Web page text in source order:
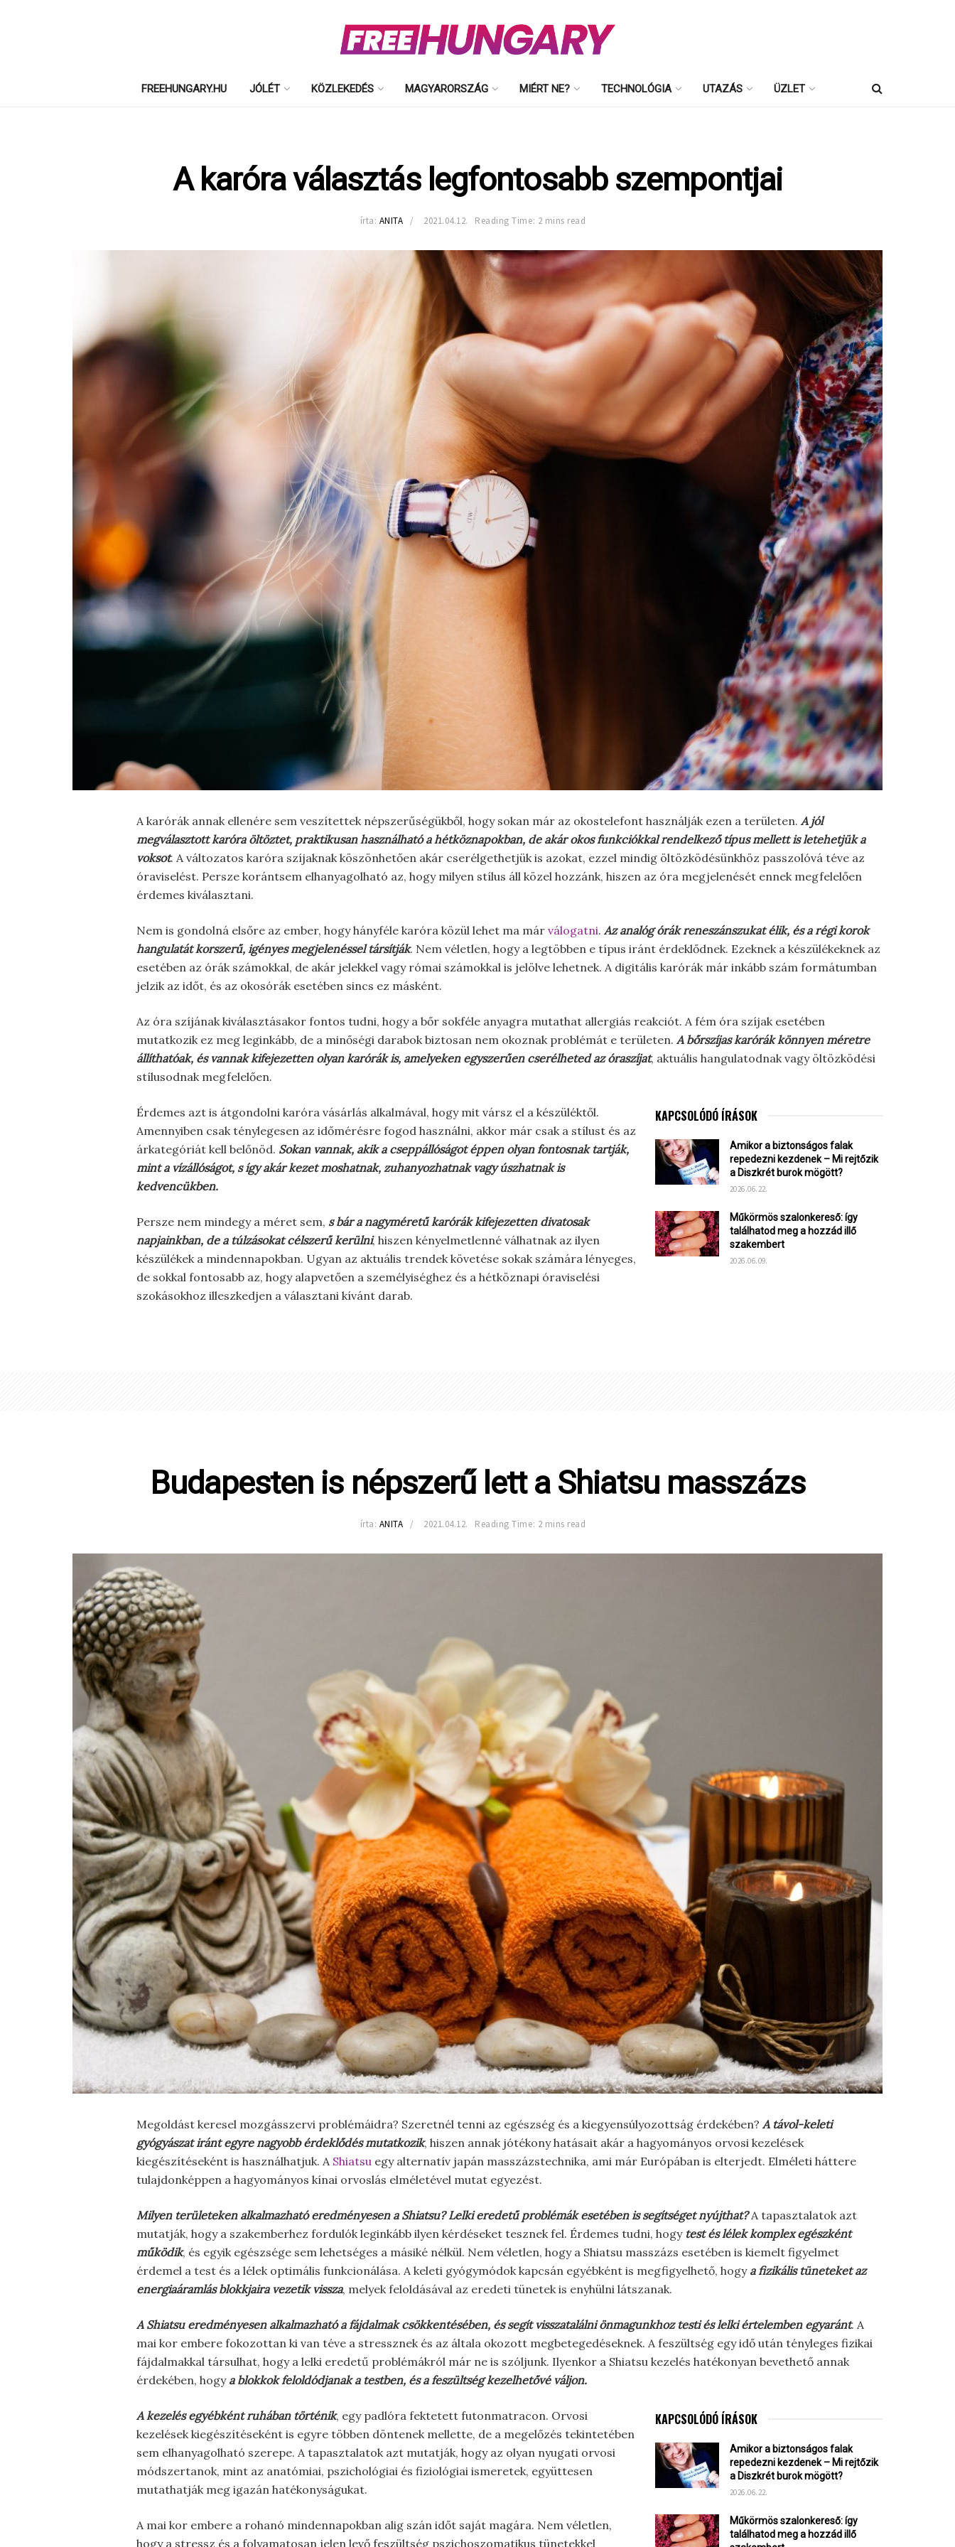
FREEHUNGARY.HU JÓLÉT KÖZLEKEDÉS MAGYARORSZÁG MIÉRT NE? TECHNOLÓGIA UTAZÁS ÜZLET
A karóra választás legfontosabb szempontjai
írta: ANITA 2021.04.12. Reading Time: 2 mins read
A karórák annak ellenére sem veszítettek népszerűségükből, hogy sokan már az okostelefont használják ezen a területen. A jól
megválasztott karóra öltöztet, praktikusan használható a hétköznapokban, de akár okos funkciókkal rendelkező típus mellett is letehetjük a
voksot. A változatos karóra szíjaknak köszönhetően akár cserélgethetjük is azokat, ezzel mindig öltözködésünkhöz passzolóvá téve az
óraviselést. Persze korántsem elhanyagolható az, hogy milyen stílus áll közel hozzánk, hiszen az óra megjelenését ennek megfelelően
érdemes kiválasztani.
Nem is gondolná elsőre az ember, hogy hányféle karóra közül lehet ma már válogatni. Az analóg órák reneszánszukat élik, és a régi korok
hangulatát korszerű, igényes megjelenéssel társítják. Nem véletlen, hogy a legtöbben e típus iránt érdeklődnek. Ezeknek a készülékeknek az
esetében az órák számokkal, de akár jelekkel vagy római számokkal is jelölve lehetnek. A digitális karórák már inkább szám formátumban
jelzik az időt, és az okosórák esetében sincs ez másként.
Az óra szíjának kiválasztásakor fontos tudni, hogy a bőr sokféle anyagra mutathat allergiás reakciót. A fém óra szíjak esetében
mutatkozik ez meg leginkább, de a minőségi darabok biztosan nem okoznak problémát e területen. A bőrszíjas karórák könnyen méretre
állíthatóak, és vannak kifejezetten olyan karórák is, amelyeken egyszerűen cserélheted az óraszíjat, aktuális hangulatodnak vagy öltözködési
stílusodnak megfelelően.
KAPCSOLÓDÓ ÍRÁSOK
Amikor a biztonságos falak
repedezni kezdenek – Mi rejtőzik
a Diszkrét burok mögött?
2026.06.22.
Műkörmös szalonkereső: így
találhatod meg a hozzád illő
szakembert
2026.06.09.
Érdemes azt is átgondolni karóra vásárlás alkalmával, hogy mit vársz el a készüléktől.
Amennyiben csak ténylegesen az időmérésre fogod használni, akkor már csak a stílust és az
árkategóriát kell belőnöd. Sokan vannak, akik a cseppállóságot éppen olyan fontosnak tartják,
mint a vízállóságot, s így akár kezet moshatnak, zuhanyozhatnak vagy úszhatnak is
kedvencükben.
Persze nem mindegy a méret sem, s bár a nagyméretű karórák kifejezetten divatosak
napjainkban, de a túlzásokat célszerű kerülni, hiszen kényelmetlenné válhatnak az ilyen
készülékek a mindennapokban. Ugyan az aktuális trendek követése sokak számára lényeges,
de sokkal fontosabb az, hogy alapvetően a személyiséghez és a hétköznapi óraviselési
szokásokhoz illeszkedjen a választani kívánt darab.
Budapesten is népszerű lett a Shiatsu masszázs
írta: ANITA 2021.04.12. Reading Time: 2 mins read
Megoldást keresel mozgásszervi problémáidra? Szeretnél tenni az egészség és a kiegyensúlyozottság érdekében? A távol-keleti
gyógyászat iránt egyre nagyobb érdeklődés mutatkozik, hiszen annak jótékony hatásait akár a hagyományos orvosi kezelések
kiegészítéseként is használhatjuk. A Shiatsu egy alternatív japán masszázstechnika, ami már Európában is elterjedt. Elméleti háttere
tulajdonképpen a hagyományos kínai orvoslás elméletével mutat egyezést.
Milyen területeken alkalmazható eredményesen a Shiatsu? Lelki eredetű problémák esetében is segítséget nyújthat?A tapasztalatok azt
mutatják, hogy a szakemberhez fordulók leginkább ilyen kérdéseket tesznek fel. Érdemes tudni, hogy test és lélek komplex egészként
működik, és egyik egészsége sem lehetséges a másiké nélkül. Nem véletlen, hogy a Shiatsu masszázs esetében is kiemelt figyelmet
érdemel a test és a lélek optimális funkcionálása. A keleti gyógymódok kapcsán egyébként is megfigyelhető, hogy a fizikális tüneteket az
energiaáramlás blokkjaira vezetik vissza, melyek feloldásával az eredeti tünetek is enyhülni látszanak.
A Shiatsu eredményesen alkalmazható a fájdalmak csökkentésében, és segít visszatalálni önmagunkhoz testi és lelki értelemben egyaránt. A
mai kor embere fokozottan ki van téve a stressznek és az általa okozott megbetegedéseknek. A feszültség egy idő után tényleges fizikai
fájdalmakkal társulhat, hogy a lelki eredetű problémákról már ne is szóljunk. Ilyenkor a Shiatsu kezelés hatékonyan bevethető annak
érdekében, hogy a blokkok feloldódjanak a testben, és a feszültség kezelhetővé váljon.
KAPCSOLÓDÓ ÍRÁSOK
Amikor a biztonságos falak
repedezni kezdenek – Mi rejtőzik
a Diszkrét burok mögött?
2026.06.22.
Műkörmös szalonkereső: így
találhatod meg a hozzád illő
A kezelés egyébként ruhában történik, egy padlóra fektetett futonmatracon. Orvosi
kezelések kiegészítéseként is egyre többen döntenek mellette, de a megelőzés tekintetében
sem elhanyagolható szerepe. A tapasztalatok azt mutatják, hogy az olyan nyugati orvosi
módszertanok, mint az anatómiai, pszichológiai és fiziológiai ismeretek, együttesen
mutathatják meg igazán hatékonyságukat.
A mai kor embere a rohanó mindennapokban alig szán időt saját magára. Nem véletlen,
hogy a stressz és a folyamatosan jelen levő feszültség pszichoszomatikus tünetekkel